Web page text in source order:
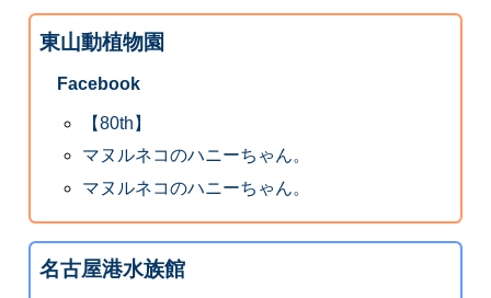
東山動植物園
Facebook
【80th】
マヌルネコのハニーちゃん。
マヌルネコのハニーちゃん。
名古屋港水族館